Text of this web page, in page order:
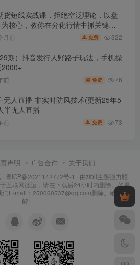
货短线实战课，拒绝空泛理论，以盘
核心，教你在分化行情中抓关键品
多陷阱
月前 免费 322
期）抖音发行人野路子玩法，手机操
前 免费 76
无人直播-非实时防风技术(更新25年5
半无人直播
前 免费 73
声明 广告合作 关于我们
· 粤ICP备2021142772号-1 · 由zibll主题强力驱
互联网搬运，请在下载后24小时内删除。如果
E-mail：250060537@qq.com删除。敬请谅
解!